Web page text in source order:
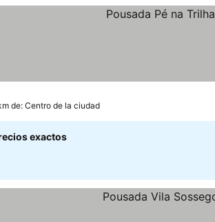
de: Centro de la ciudad
exactos